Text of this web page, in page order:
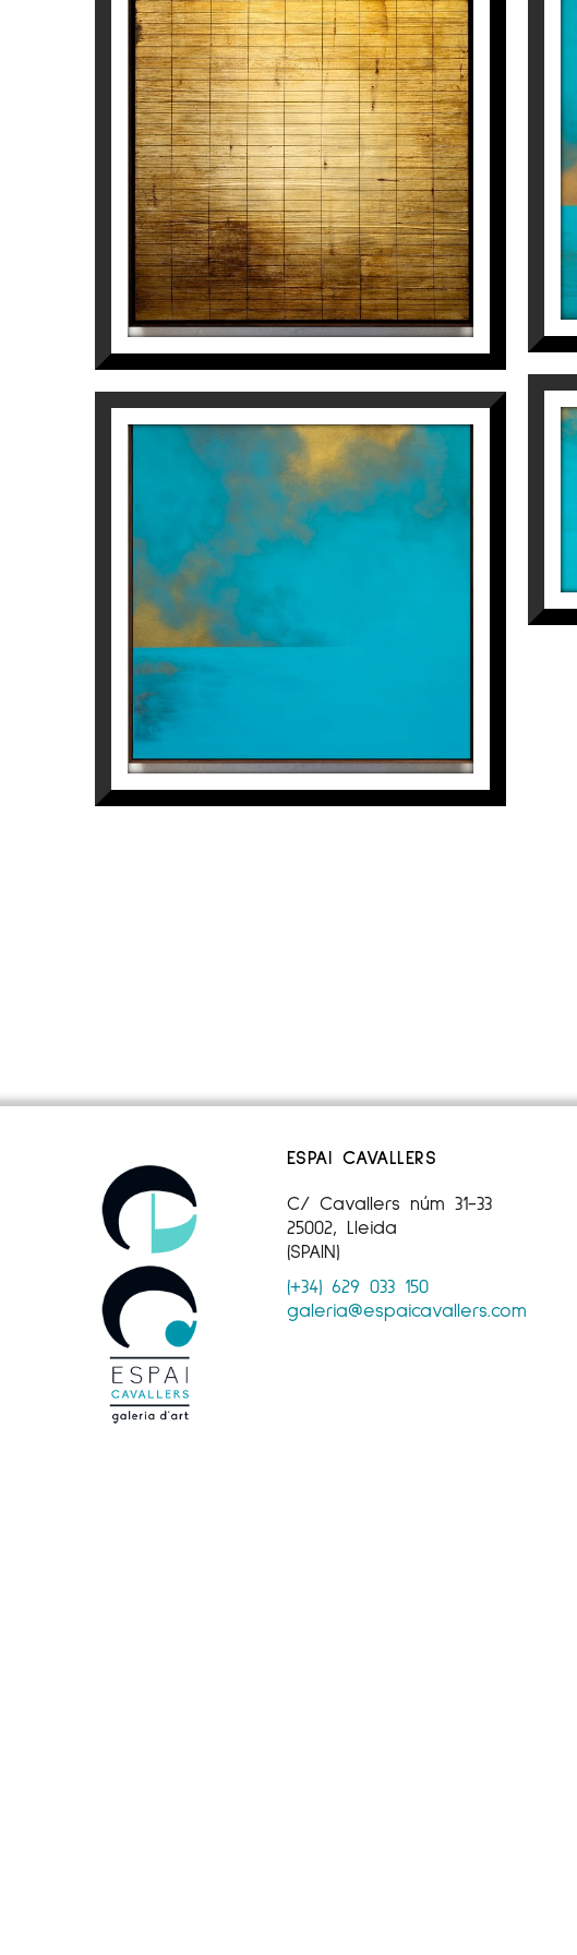
MIROIR DE KEIKO NAKAMURA
II
Jaime Sicilia
3.600€
MARTURQUESA II
ESPAI CAVALLERS
C/ Cavallers núm 31-33
25002, Lleida
(SPAIN)
(+34) 629 033 150
galeria@espaicavallers.com